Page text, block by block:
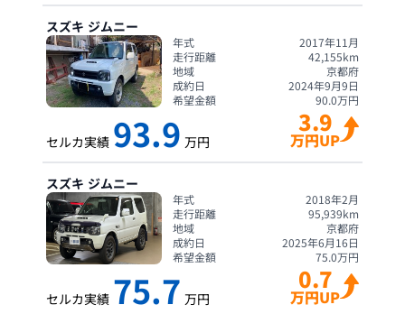
スズキ ジムニー
年式
2017年11月
走行距離
42,155km
地域
京都府
成約日
2024年9月9日
希望金額
90.0万円
セルカ実績 93.9 万円
3.9
万円UP
スズキ ジムニー
年式
2018年2月
走行距離
95,939km
地域
京都府
成約日
2025年6月16日
希望金額
75.0万円
セルカ実績 75.7 万円
0.7
万円UP